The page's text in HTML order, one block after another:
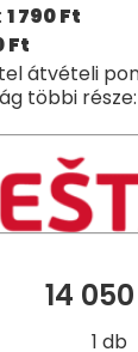
1 790Ft
Ft
átvételi
többi
14 050
db